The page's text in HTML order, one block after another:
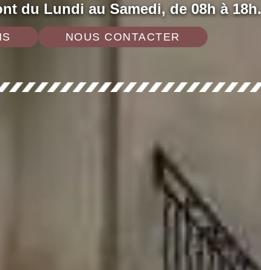
du Lundi au Samedi, de 08h à 18h.
NOUS CONTACTER